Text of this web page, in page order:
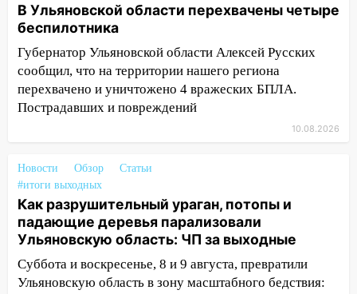
10:51 В Ульяновской области
перехвачены четыре беспилотника
10:15 Соцсети: мотоциклист врезался в
«Калину» в Новом городе
10:11 Во время атаки беспилотников в
10:06
За выходные выпало больше
месячной нормы осадков и упало 111
деревьев в Ульяновске
10:00 В Кузоватово ураганный ветер
повредил кровли районного дома
культуры и школы
В Ульяновской области перехвачены четыре
беспилотника
Губернатор Ульяновской области Алексей Русских
сообщил, что на территории нашего региона
перехвачено и уничтожено 4 вражеских БПЛА.
Пострадавших и повреждений
10.08.2026
Новости Обзор
Статьи
#итоги выходных
Как разрушительный ураган, потопы и
падающие деревья парализовали
Ульяновскую область: ЧП за выходные
Суббота и воскресенье, 8 и 9 августа, превратили
Ульяновскую область в зону масштабного бедствия: